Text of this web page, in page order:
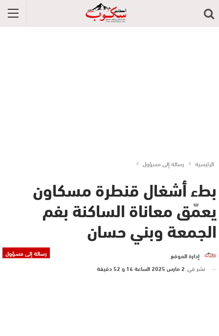
الرئيسية رسالة إلى مسؤول
بطء أشغال قنطرة مسكاون
يعمّق معاناة الساكنة بفم
الجمعة وبني حسان
رسالة إلى مسؤول
إدارة الموقع
نشر في 2 مارس 2025 الساعة 14 و 52 دقيقة